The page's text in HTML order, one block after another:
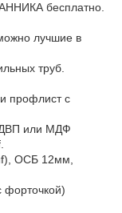
бесплатно.
лучшие в
труб.
профлист с
или МДФ
ОСБ 12мм,
форточкой)